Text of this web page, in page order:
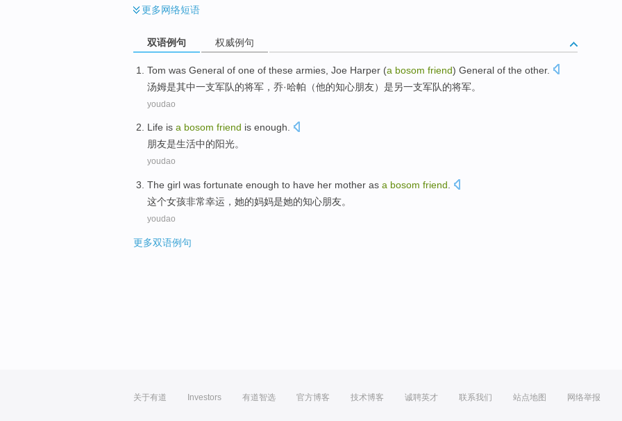
更多网络短语
双语例句 权威例句
Tom was General of one of these armies Joe Harper (a bosom friend) General of the other.
汤姆是其中一支军队的将军 ， 乔·哈帕（他的知心朋友）是另一支军队的将军。
youdao
Life is a bosom friend is enough.
朋友是生活中的阳光。
youdao
The girl was fortunate enough to have her mother as a bosom friend
这个女孩非常幸运， 她的妈妈是她的知心朋友。
youdao
更多双语例句
关于有道 Investors 有道智选 官方博客 技术博客 诚聘英才 联系我们 站点地图 网络举报